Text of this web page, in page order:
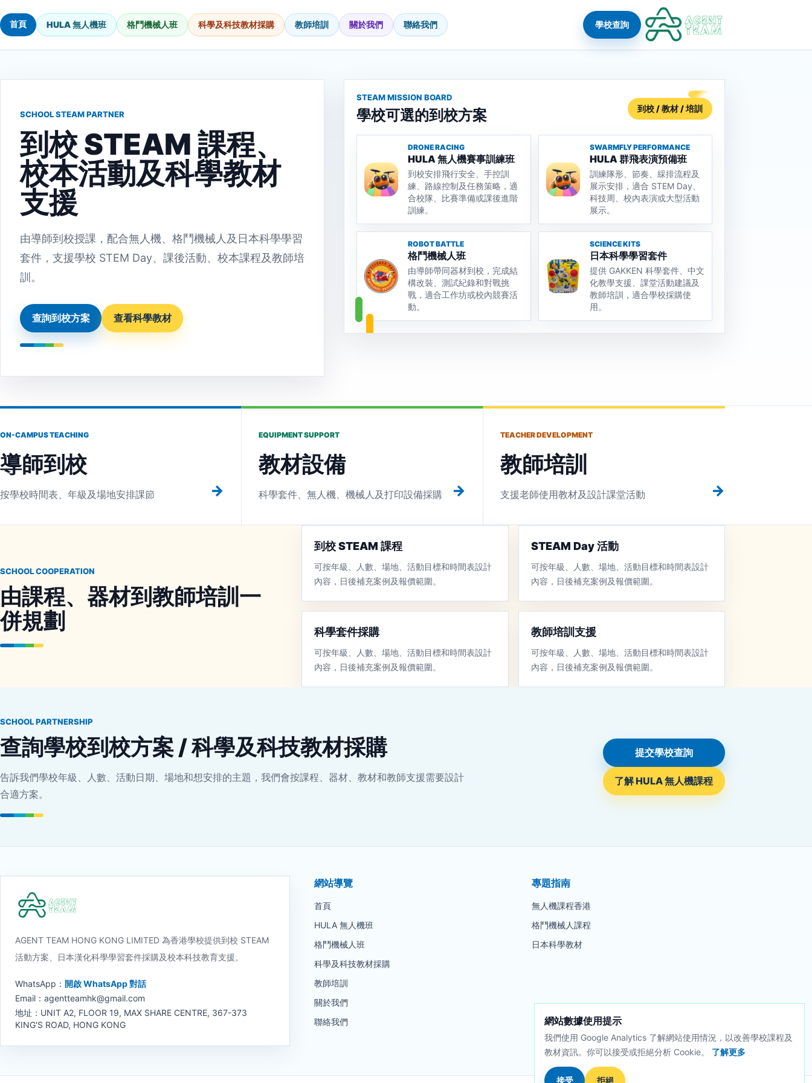
網站數據使用提示
我們使用 Google Analytics 了解網站使用情況，以改善學校課程及
教材資訊。你可以接受或拒絕分析 Cookie。 了解更多
接受 拒絕
首頁 HULA 無人機班 格鬥機械人班 科學及科技教材採購 教師培訓 關於我們 聯絡我們 學校查詢
SCHOOL STEAM PARTNER
到校 STEAM 課程、
校本活動及科學教材
支援
由導師到校授課，配合無人機、格鬥機械人及日本科學學習
套件，支援學校 STEM Day、課後活動、校本課程及教師培
訓。
查詢到校方案 查看科學教材
STEAM MISSION BOARD
學校可選的到校方案 到校 / 教材 / 培訓
DRONE RACING
HULA 無人機賽事訓練班
到校安排飛行安全、手控訓
練、路線控制及任務策略，適
合校隊、比賽準備或課後進階
訓練。
SWARMFLY PERFORMANCE
HULA 群飛表演預備班
訓練隊形、節奏、綵排流程及
展示安排，適合 STEM Day、
科技周、校內表演或大型活動
展示。
ROBOT BATTLE
格鬥機械人班
由導師帶同器材到校，完成結
構改裝、測試紀錄和對戰挑
戰，適合工作坊或校內競賽活
動。
SCIENCE KITS
日本科學學習套件
提供 GAKKEN 科學套件、中文
化教學支援、課堂活動建議及
教師培訓，適合學校採購使
用。
ON-CAMPUS TEACHING
導師到校
按學校時間表、年級及場地安排課節 →
EQUIPMENT SUPPORT
教材設備
科學套件、無人機、機械人及打印設備採購 →
TEACHER DEVELOPMENT
教師培訓
支援老師使用教材及設計課堂活動 →
SCHOOL COOPERATION
由課程、器材到教師培訓一
併規劃
到校 STEAM 課程
可按年級、人數、場地、活動目標和時間表設計
內容，日後補充案例及報價範圍。
STEAM Day 活動
可按年級、人數、場地、活動目標和時間表設計
內容，日後補充案例及報價範圍。
科學套件採購
可按年級、人數、場地、活動目標和時間表設計
內容，日後補充案例及報價範圍。
教師培訓支援
可按年級、人數、場地、活動目標和時間表設計
內容，日後補充案例及報價範圍。
SCHOOL PARTNERSHIP
查詢學校到校方案 / 科學及科技教材採購
告訴我們學校年級、人數、活動日期、場地和想安排的主題，我們會按課程、器材、教材和教師支援需要設計
合適方案。
提交學校查詢
了解 HULA 無人機課程
AGENT TEAM HONG KONG LIMITED 為香港學校提供到校 STEAM
活動方案、日本漢化科學學習套件採購及校本科技教育支援。
WhatsApp： 開啟 WhatsApp 對話
Email：agentteamhk@gmail.com
地址：UNIT A2, FLOOR 19, MAX SHARE CENTRE, 367-373
KING'S ROAD, HONG KONG
網站導覽
首頁
HULA 無人機班
格鬥機械人班
科學及科技教材採購
教師培訓
關於我們
聯絡我們
專題指南
無人機課程香港
格鬥機械人課程
日本科學教材